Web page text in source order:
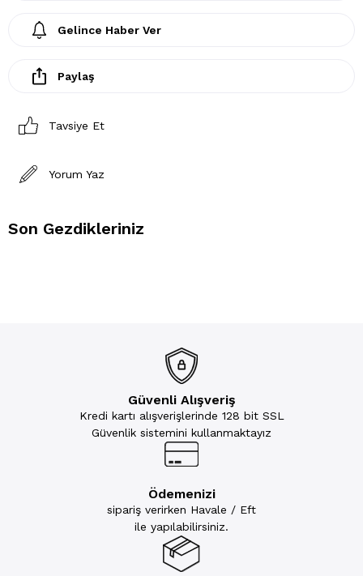
Gelince Haber Ver
Paylaş
Tavsiye Et
Yorum Yaz
Son Gezdikleriniz
Güvenli Alışveriş
Kredi kartı alışverişlerinde 128 bit SSL
Güvenlik sistemini kullanmaktayız
Ödemenizi
sipariş verirken Havale / Eft
ile yapılabilirsiniz.